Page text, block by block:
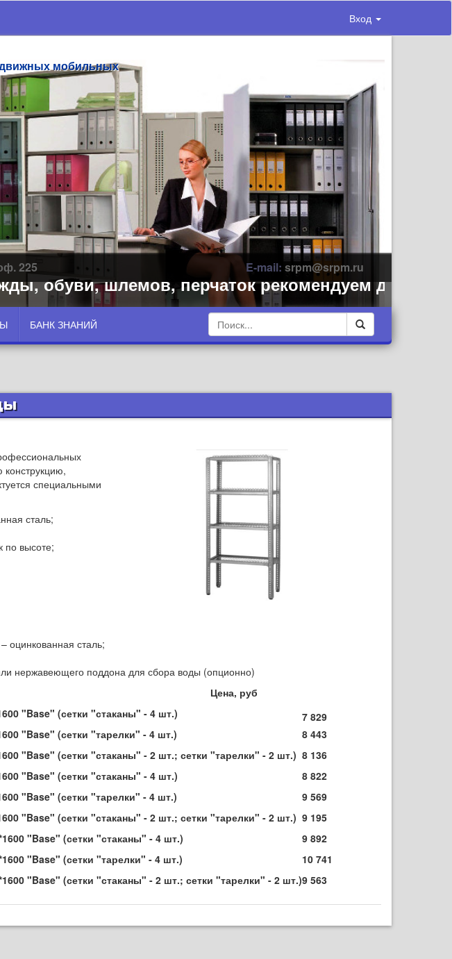
Вход
мобильных
E-mail: srpm@srpm.ru
225
шлемов, перчаток рекомендуем делать
БАНК ЗНАНИЙ
конструкцию,
специальными
сталь;
по высоте;
оцинкованная сталь;
нержавеющего поддона для сбора воды (опционно)
описание Цена, руб
"Base" (сетки "стаканы" - 4 шт.)
7 829
"Base" (сетки "тарелки" - 4 шт.)
8 443
"Base" (сетки "стаканы" - 2 шт.; сетки "тарелки" - 2 шт.) 8 136
"Base" (сетки "стаканы" - 4 шт.)
8 822
"Base" (сетки "тарелки" - 4 шт.)
9 569
"Base" (сетки "стаканы" - 2 шт.; сетки "тарелки" - 2 шт.) 9 195
"Base" (сетки "стаканы" - 4 шт.)
9 892
"Base" (сетки "тарелки" - 4 шт.)
10 741
"Base" (сетки "стаканы" - 2 шт.; сетки "тарелки" - 2 шт.)9 563